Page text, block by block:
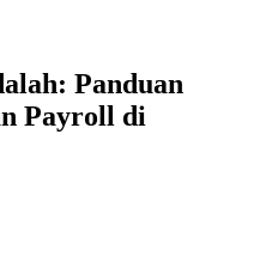
Panduan
Payroll di